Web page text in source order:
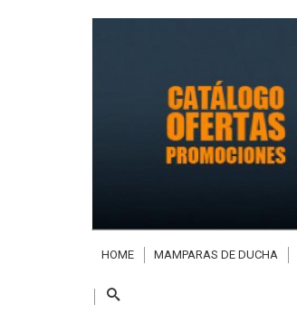
HOME MAMPARAS DE DUCHA